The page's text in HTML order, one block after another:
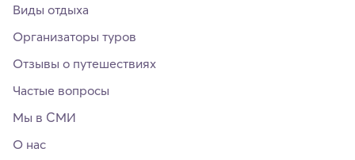
Виды отдыха
Организаторы туров
Отзывы о путешествиях
Частые вопросы
Мы в СМИ
О нас